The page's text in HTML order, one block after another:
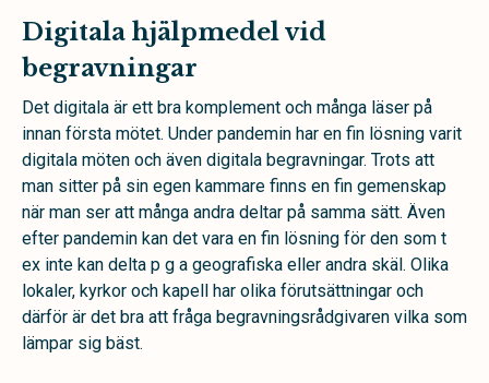
Digitala hjälpmedel vid
begravningar
Det digitala är ett bra komplement och många läser på
innan första mötet. Under pandemin har en fin lösning varit
digitala möten och även digitala begravningar. Trots att
man sitter på sin egen kammare finns en fin gemenskap
när man ser att många andra deltar på samma sätt. Även
efter pandemin kan det vara en fin lösning för den som t
ex inte kan delta p g a geografiska eller andra skäl. Olika
lokaler, kyrkor och kapell har olika förutsättningar och
därför är det bra att fråga begravningsrådgivaren vilka som
lämpar sig bäst.